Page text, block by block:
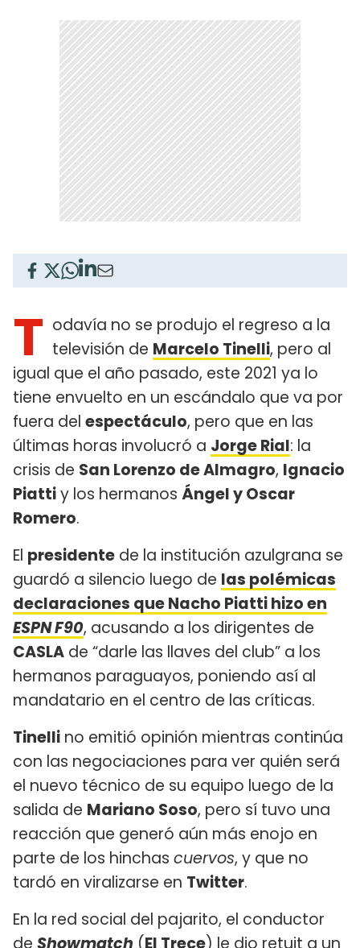
T odavía no se produjo el regreso a la
televisión de Marcelo Tinelli, pero al
igual que el año pasado, este 2021 ya lo
tiene envuelto en un escándalo que va por
fuera del espectáculo, pero que en las
últimas horas involucró a Jorge Rial: la
crisis de San Lorenzo de Almagro, Ignacio
Piattiy los hermanos Ángel y Oscar
Romero.
El presidente de la institución azulgrana se
guardó a silencio luego de las polémicas
declaraciones que Nacho Piatti hizo en
ESPN F90, acusando a los dirigentes de
CASLA de “darle las llaves del club” a los
hermanos paraguayos, poniendo así al
mandatario en el centro de las críticas.
Tinelli no emitió opinión mientras continúa
con las negociaciones para ver quién será
el nuevo técnico de su equipo luego de la
salida de Mariano Soso, pero sí tuvo una
reacción que generó aún más enojo en
parte de los hinchas cuervos, y que no
tardó en viralizarse en Twitter.
En la red social del pajarito, el conductor
de Showmatch (El Trece) le dio retuit a un